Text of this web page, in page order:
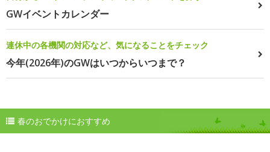
GWイベントカレンダー
連休中の各機関の対応など、気になることをチェック
今年(2026年)のGWはいつからいつまで？
春のおでかけにおすすめ